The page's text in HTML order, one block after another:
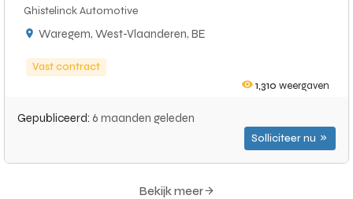
Ghistelinck Automotive
Waregem, West-Vlaanderen, BE
Vast contract
1,310 weergaven
Gepubliceerd: 6 maanden geleden
Solliciteer nu
Bekijk meer